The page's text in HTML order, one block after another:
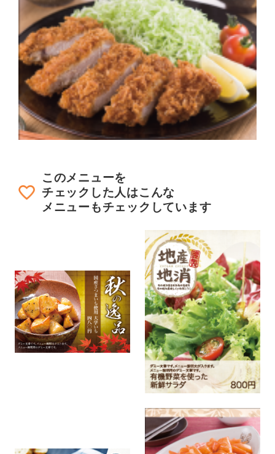
このメニューを
チェックした人はこんな
メニューもチェックしています